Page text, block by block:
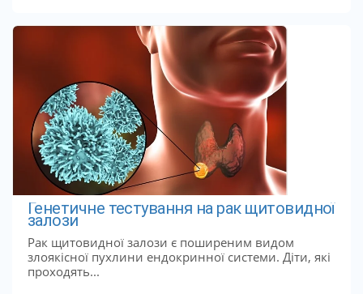
Генетичне тестування на рак щитовидної
залози
Рак щитовидної залози є поширеним видом
злоякісної пухлини ендокринної системи. Діти, які
проходять...